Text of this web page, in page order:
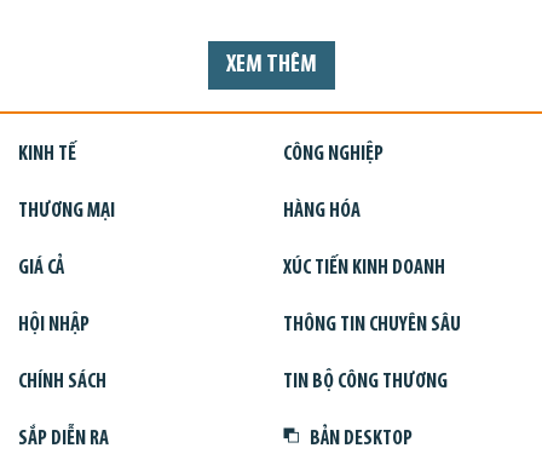
XEM THÊM
KINH TẾ CÔNG NGHIỆP
THƯƠNG MẠI HÀNG HÓA
GIÁ CẢ XÚC TIẾN KINH DOANH
HỘI NHẬP THÔNG TIN CHUYÊN SÂU
CHÍNH SÁCH TIN BỘ CÔNG THƯƠNG
SẮP DIỄN RA BẢN DESKTOP